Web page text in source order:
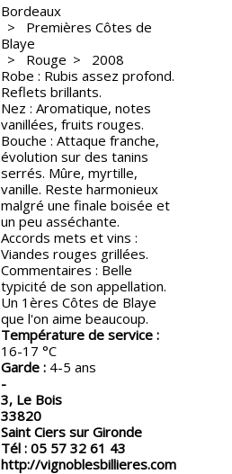
Bordeaux
Premières Côtes de
Blaye
Rouge
2008
Robe : Rubis assez profond.
Reflets brillants.
Nez : Aromatique, notes
vanillées, fruits rouges.
Bouche : Attaque franche,
évolution sur des tanins
serrés. Mûre, myrtille,
vanille. Reste harmonieux
malgré une finale boisée et
un peu asséchante.
Accords mets et vins :
Viandes rouges grillées.
Commentaires : Belle
typicité de son appellation.
Un 1ères Côtes de Blaye
que l'on aime beaucoup.
Température de service :
16-17
Garde : 4-5 ans
3, Le Bois
33820
Saint Ciers sur Gironde
Tél : 05 57 32 61 43
http://vignoblesbillieres.com